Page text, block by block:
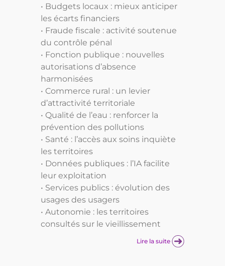
• Budgets locaux : mieux anticiper
les écarts financiers
• Fraude fiscale : activité soutenue
du contrôle pénal
• Fonction publique : nouvelles
autorisations d’absence
harmonisées
• Commerce rural : un levier
d’attractivité territoriale
• Qualité de l’eau : renforcer la
prévention des pollutions
• Santé : l’accès aux soins inquiète
les territoires
• Données publiques : l’IA facilite
leur exploitation
• Services publics : évolution des
usages des usagers
• Autonomie : les territoires
consultés sur le vieillissement
Lire la suite